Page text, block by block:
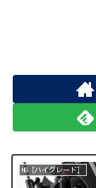
HG［ハイグレード］